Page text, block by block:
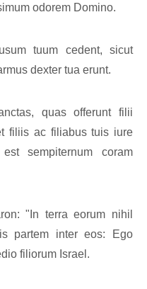
odorem Domino.
tuum cedent, sicut
dexter tua erunt.
quas offerunt filii
filiis ac filiabus tuis iure
sempiternum coram
"In terra eorum nihil
partem inter eos: Ego
filiorum Israel.